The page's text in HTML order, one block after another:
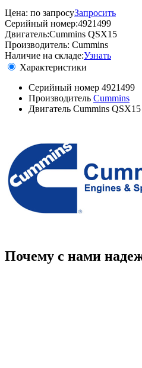
Цена: по запросуЗапросить
Серийный номер:4921499
Двигатель:Cummins QSX15
Производитель: Cummins
Наличие на складе:Узнать
Характеристики
Серийный номер 4921499
Производитель Cummins
Двигатель Cummins QSX15
Почему с нами